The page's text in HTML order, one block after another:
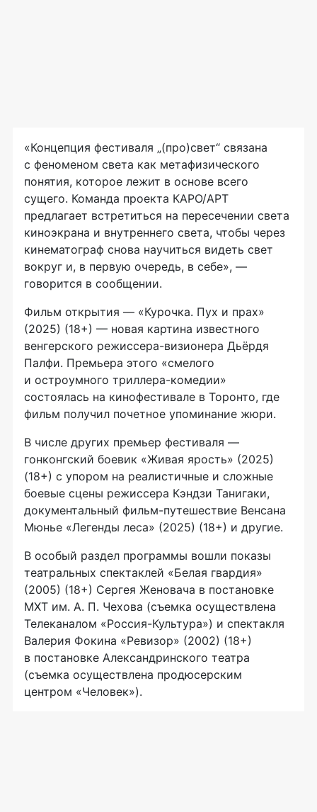
«Концепция фестиваля „(про)свет“ связана
с феноменом света как метафизического
понятия, которое лежит в основе всего
сущего. Команда проекта КАРО/АРТ
предлагает встретиться на пересечении света
киноэкрана и внутреннего света, чтобы через
кинематограф снова научиться видеть свет
вокруг и, в первую очередь, в себе», —
говорится в сообщении.
Фильм открытия — «Курочка. Пух и прах»
(2025) (18+) — новая картина известного
венгерского режиссера-визионера Дьёрдя
Палфи. Премьера этого «смелого
и остроумного триллера-комедии»
состоялась на кинофестивале в Торонто, где
фильм получил почетное упоминание жюри.
В числе других премьер фестиваля —
гонконгский боевик «Живая ярость» (2025)
(18+) с упором на реалистичные и сложные
боевые сцены режиссера Кэндзи Танигаки,
документальный фильм-путешествие Венсана
Мюнье «Легенды леса» (2025) (18+) и другие.
В особый раздел программы вошли показы
театральных спектаклей «Белая гвардия»
(2005) (18+) Сергея Женовача в постановке
МХТ им. А. П. Чехова (съемка осуществлена
Телеканалом «Россия-Культура») и спектакля
Валерия Фокина «Ревизор» (2002) (18+)
в постановке Александринского театра
(съемка осуществлена продюсерским
центром «Человек»).